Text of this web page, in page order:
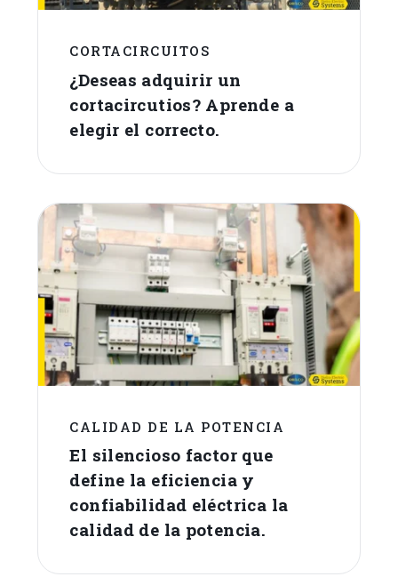
CORTACIRCUITOS
¿Deseas adquirir un
cortacircutios? Aprende a
elegir el correcto.
CALIDAD DE LA POTENCIA
El silencioso factor que
define la eficiencia y
confiabilidad eléctrica la
calidad de la potencia.